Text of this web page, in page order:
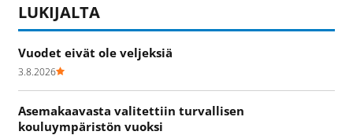
LUKIJALTA
Vuodet eivät ole veljeksiä
3.8.2026
Asemakaavasta valitettiin turvallisen
kouluympäristön vuoksi